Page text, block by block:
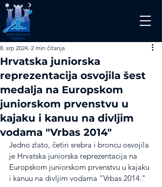
Hrvatska juniorska
reprezentacija osvojila šest
medalja na Europskom
juniorskom prvenstvu u
kajaku i kanuu na divljim
vodama "Vrbas 2014"
8. srp 2024. 2 min čitanja
Jedno zlato, četiri srebra i broncu osvojila
je Hrvatska juniorska reprezentacija na
Europskom juniorskom prvenstvu u kajaku
i kanuu na divljim vodama "Vrbas 2014."